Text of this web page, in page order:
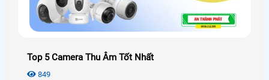
Top 5 Camera Thu Âm Tốt Nhất
849